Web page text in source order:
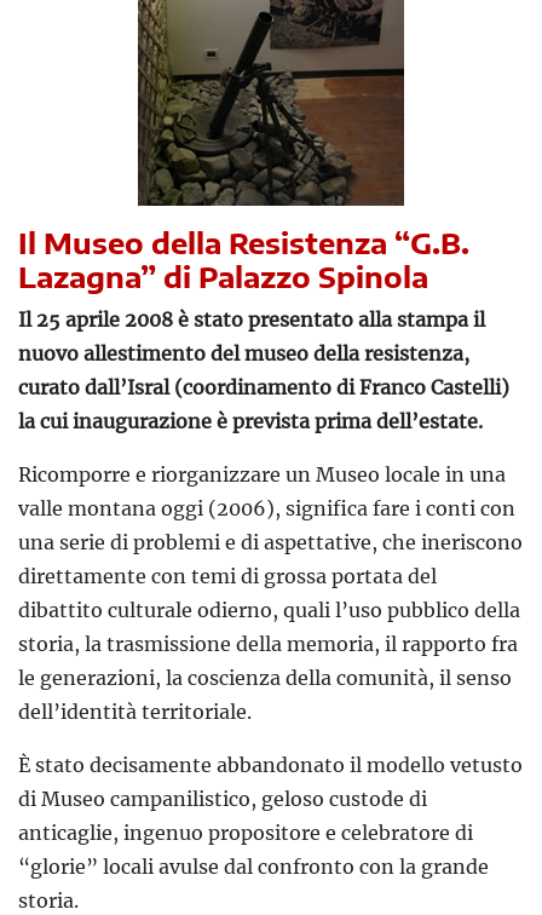
Il Museo della Resistenza “G.B.
Lazagna” di Palazzo Spinola
Il 25 aprile 2008 è stato presentato alla stampa il
nuovo allestimento del museo della resistenza,
curato dall’Isral (coordinamento di Franco Castelli)
la cui inaugurazione è prevista prima dell’estate.
Ricomporre e riorganizzare un Museo locale in una
valle montana oggi (2006), significa fare i conti con
una serie di problemi e di aspettative, che ineriscono
direttamente con temi di grossa portata del
dibattito culturale odierno, quali l’uso pubblico della
storia, la trasmissione della memoria, il rapporto fra
le generazioni, la coscienza della comunità, il senso
dell’identità territoriale.
È stato decisamente abbandonato il modello vetusto
di Museo campanilistico, geloso custode di
anticaglie, ingenuo propositore e celebratore di
“glorie” locali avulse dal confronto con la grande
storia.